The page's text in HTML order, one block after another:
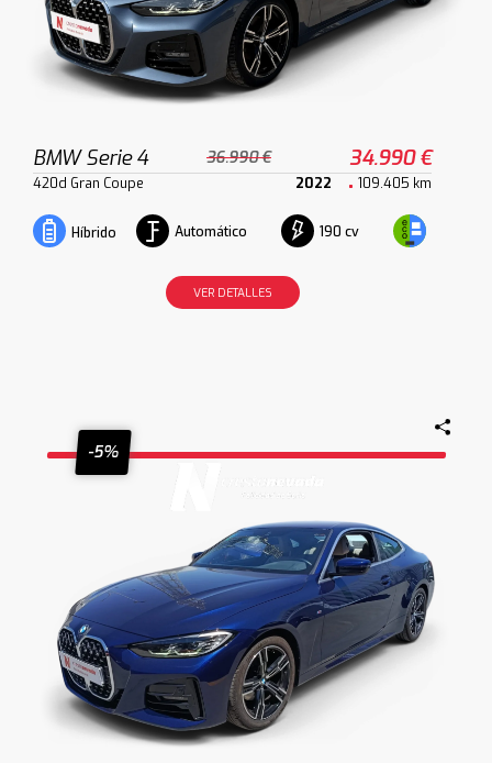
BMW Serie 4 36.990 € 34.990 €
420d Gran Coupe 2022 109.405 km
Híbrido Automático 190 cv
VER DETALLES
-5%